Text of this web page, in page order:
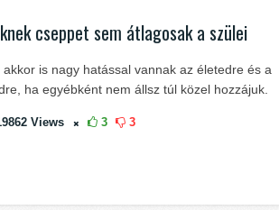
cseppet sem átlagosak a szülei
akkor is nagy hatással vannak az életedre és a
ha egyébként nem állsz túl közel hozzájuk.
Views 3 3